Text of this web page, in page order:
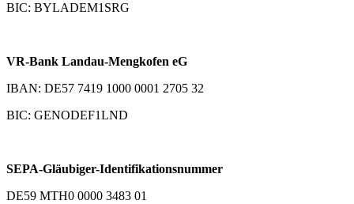
BIC: BYLADEM1SRG
VR-Bank Landau-Mengkofen eG
IBAN: DE57 7419 1000 0001 2705 32
BIC: GENODEF1LND
SEPA-Gläubiger-Identifikationsnummer
DE59 MTH0 0000 3483 01